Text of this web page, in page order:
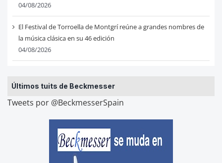
04/08/2026
El Festival de Torroella de Montgrí reúne a grandes nombres de
la música clásica en su 46 edición
04/08/2026
Últimos tuits de Beckmesser
Tweets por @BeckmesserSpain